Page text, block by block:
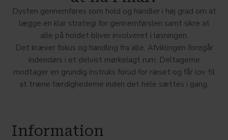
Dysten gennemføres som hold og handler i høj grad om at
lægge en klar strategi for gennemførslen samt sikre at
alle på holdet bliver involveret i løsningen.
Det kræver fokus og handling fra alle. Afviklingen foregår
indendørs i et delvist mørkelagt rum. Deltagerne
modtager en grundig instruks forud for ræset og får lov til
at træne færdighederne inden det hele sættes i gang.
Information